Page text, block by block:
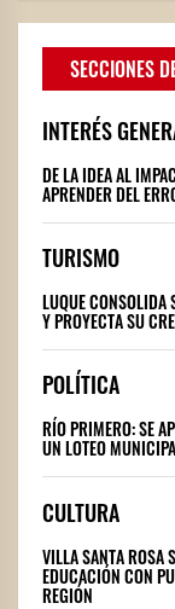
SECCIONES
INTERÉS
DE LA IDEA AL
APRENDER DEL
TURISMO
LUQUE CONSOLIDA
Y PROYECTA SU
POLÍTICA
RÍO PRIMERO: SE
UN LOTEO
CULTURA
VILLA SANTA ROSA
EDUCACIÓN CON
REGIÓN